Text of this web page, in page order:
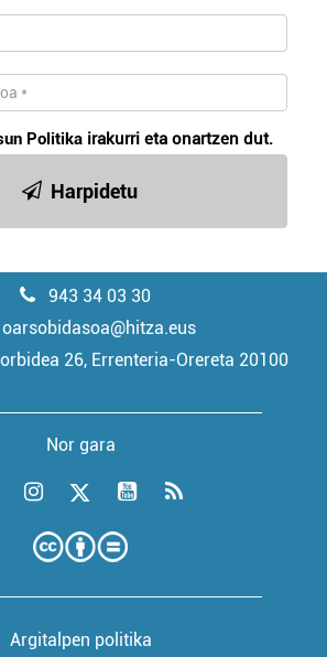
Politika irakurri eta onartzen dut.
Harpidetu
943 34 03 30
oarsobidasoa@hitza.eus
26, Errenteria-Orereta 20100
Nor gara
Argitalpen politika